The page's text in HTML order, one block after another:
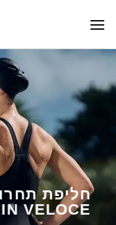
חליפת
VELOCE